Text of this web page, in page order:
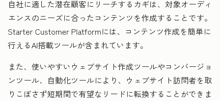
自社に適した潜在顧客にリーチするカギは、対象オーディ
エンスのニーズに合ったコンテンツを作成することです。
Starter Customer Platformには、コンテンツ作成を簡単に
行えるAI搭載ツールが含まれています。
また、使いやすいウェブサイト作成ツールやコンバージョ
ンツール、自動化ツールにより、ウェブサイト訪問者を取
りこぼさず短期間で有望なリードに転換することができま